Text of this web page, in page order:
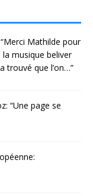
Merci Mathilde pour
la musique beliver
trouvé que l’on…”
: “Une page se
: